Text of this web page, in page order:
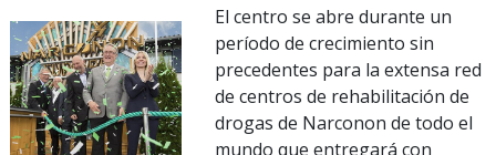
El centro se abre durante un
período de crecimiento sin
precedentes para la extensa red
de centros de rehabilitación de
drogas de Narconon de todo el
mundo que entregará con